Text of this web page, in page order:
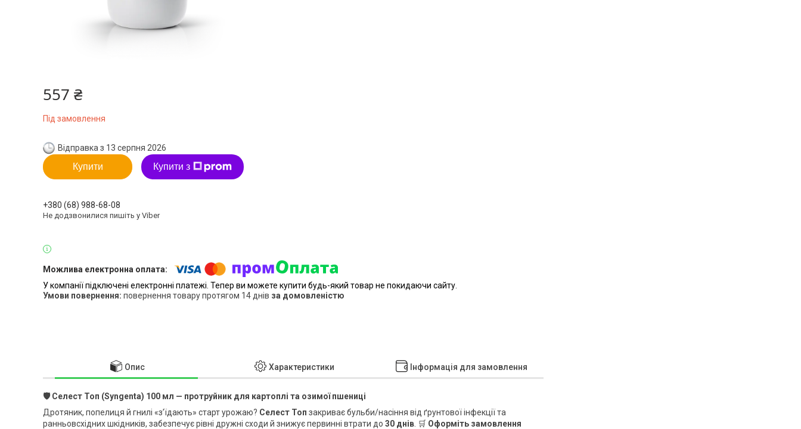
557 ₴
Під замовлення
Відправка з 13 серпня 2026
Купити Купити з
+380 (68) 988-68-08
Не додзвонилися пишіть у Viber
У компанії підключені електронні платежі. Тепер ви можете купити будь-який товар не покидаючи сайту.
повернення товару протягом 14 днів за домовленістю
Опис Характеристики Інформація для замовлення
🛡️Селест Топ (Syngenta) 100 мл — протруйник для картоплі та озимої пшениці
Дротяник, попелиця й гнилі «з’їдають» старт урожаю? Селест Топ закриває бульби/насіння від ґрунтової інфекції та
ранньовсхідних шкідників, забезпечує рівні дружні сходи й знижує первинні втрати до 30 днів . 🛒 Оформіть замовлення